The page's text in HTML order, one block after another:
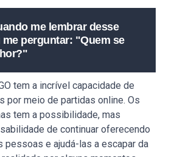
me lembrar desse
perguntar: "Quem se
tem a incrível capacidade de
por meio de partidas online. Os
tem a possibilidade, mas
de continuar oferecendo
pessoas e ajudá-las a escapar da